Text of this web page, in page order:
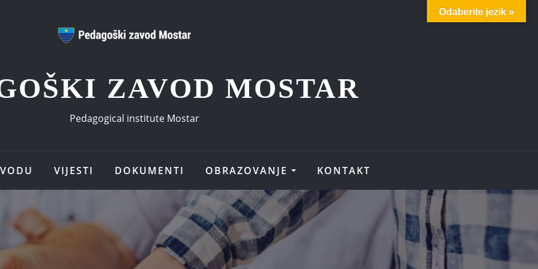
ZAVOD MOSTAR
Pedagogical institute Mostar
VIJESTI DOKUMENTI OBRAZOVANJE KONTAKT
Odaberite jezik »